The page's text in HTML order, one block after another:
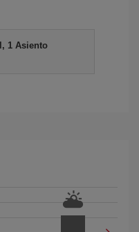
1 Asiento